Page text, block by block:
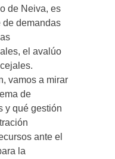
de Neiva, es
de demandas
el avalúo
vamos a mirar
de
y qué gestión
ante el
la